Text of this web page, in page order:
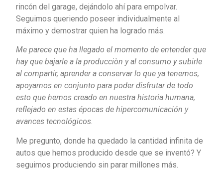
rincón del garage, dejándolo ahí para empolvar.
Seguimos queriendo poseer individualmente al
máximo y demostrar quien ha logrado más.
Me parece que ha llegado el momento de entender que
hay que bajarle a la producciòn y al consumo y subirle
al compartir, aprender a conservar lo que ya tenemos,
apoyarnos en conjunto para poder disfrutar de todo
esto que hemos creado en nuestra historia humana,
reflejado en estas épocas de hipercomunicación y
avances tecnológicos.
Me pregunto, donde ha quedado la cantidad infinita de
autos que hemos producido desde que se inventó? Y
seguimos produciendo sin parar millones más.